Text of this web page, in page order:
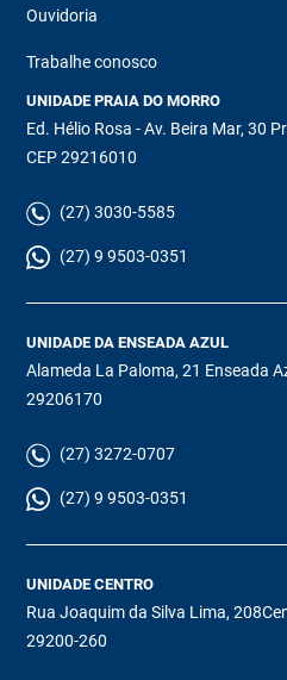
Ouvidoria
Trabalhe conosco
UNIDADE PRAIA DO MORRO
Ed. Hélio Rosa - Av. Beira Mar, 30
CEP 29216010
(27) 3030-5585
(27) 9 9503-0351
UNIDADE DA ENSEADA AZUL
Alameda La Paloma, 21 Enseada
29206170
(27) 3272-0707
(27) 9 9503-0351
UNIDADE CENTRO
Rua Joaquim da Silva Lima,
29200-260